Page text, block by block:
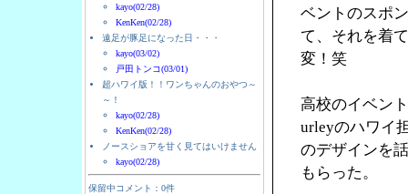
kayo(02/28)
KenKen(02/28)
遠足が豚足になった日・・・
kayo(03/02)
戸田トンコ(03/01)
超ハワイ版！！ワンちゃんのおやつ～
～！
kayo(02/28)
KenKen(02/28)
ノースショアを甘く見てはいけません
kayo(02/28)
保留中コメント：0件
ベントのスポ
て、それを着
変！笑
高校のイベン
urleyのハワイ
のデザインを
もらった。